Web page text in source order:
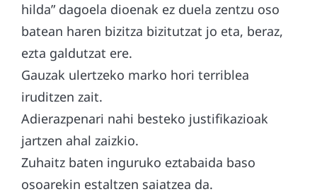
hilda” dagoela dioenak ez duela zentzu oso
batean haren bizitza bizitutzat jo eta, beraz,
ezta galdutzat ere.
Gauzak ulertzeko marko hori terriblea
iruditzen zait.
Adierazpenari nahi besteko justifikazioak
jartzen ahal zaizkio.
Zuhaitz baten inguruko eztabaida baso
osoarekin estaltzen saiatzea da.